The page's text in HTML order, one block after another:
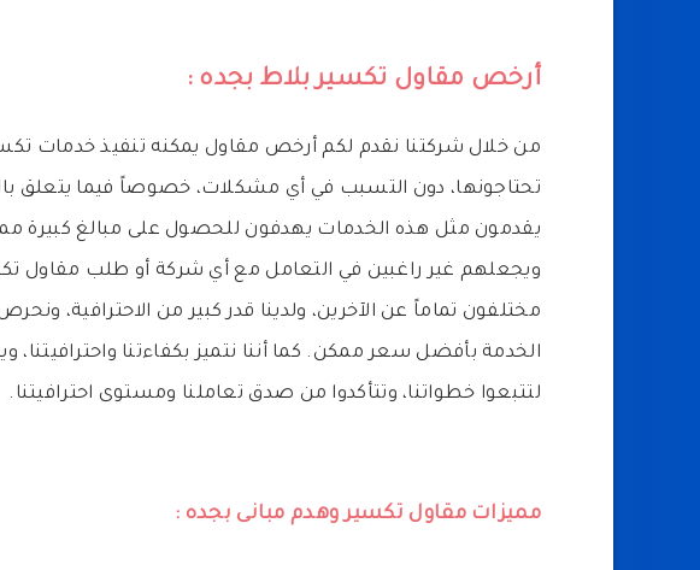
أرخص مقاول تكسير بلاط بجده :
من خلال شركتنا نقدم لكم أرخص مقاول يمكنه تنفيذ خدمات
تحتاجونها، دون التسبب في أي مشكلات، خصوصاً فيما يتعلق
يقدمون مثل هذه الخدمات يهدفون للحصول على مبالغ كبيرة مما
ويجعلهم غير راغبين في التعامل مع أي شركة أو طلب مقاول
مختلفون تماماً عن الآخرين، ولدينا قدر كبير من الاحترافية،
الخدمة بأفضل سعر ممكن. كما أننا نتميز بكفاءتنا واحترافيتنا،
لتتبعوا خطواتنا، وتتأكدوا من صدق تعاملنا ومستوى احترافيتنا.
مميزات مقاول تكسير وهدم مبانى بجده :